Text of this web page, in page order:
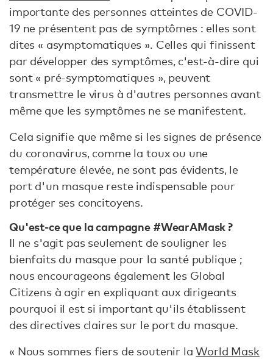
importante des personnes atteintes de COVID-
19 ne présentent pas de symptômes : elles sont
dites « asymptomatiques ». Celles qui finissent
par développer des symptômes, c'est-à-dire qui
sont « pré-symptomatiques », peuvent
transmettre le virus à d'autres personnes avant
même que les symptômes ne se manifestent.
Cela signifie que même si les signes de présence
du coronavirus, comme la toux ou une
température élevée, ne sont pas évidents, le
port d'un masque reste indispensable pour
protéger ses concitoyens.
Qu'est-ce que la campagne #WearAMask ?
Il ne s'agit pas seulement de souligner les
bienfaits du masque pour la santé publique ;
nous encourageons également les Global
Citizens à agir en expliquant aux dirigeants
pourquoi il est si important qu'ils établissent
des directives claires sur le port du masque.
« Nous sommes fiers de soutenir laWorld Mask